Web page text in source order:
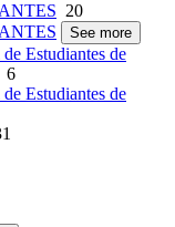
20
See more
Estudiantes de
6
Estudiantes de